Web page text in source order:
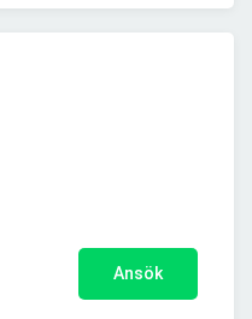
Ansök